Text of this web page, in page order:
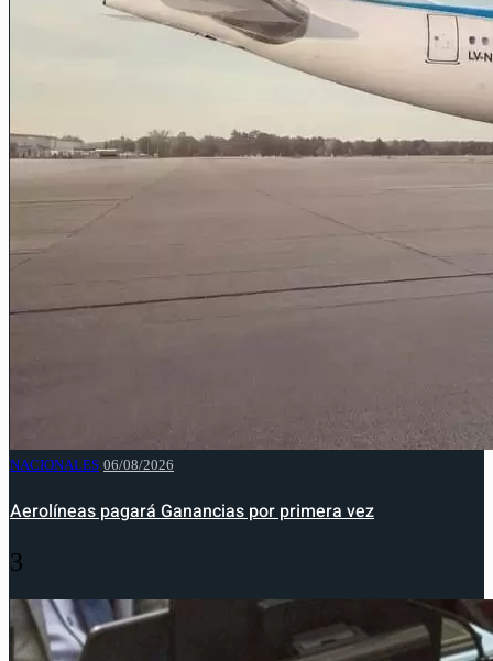
NACIONALES 06/08/2026
Aerolíneas pagará Ganancias por primera vez
3